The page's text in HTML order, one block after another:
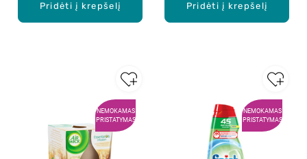
Pridėti į krepšelį Pridėti į krepšelį
NEMOKAMAS
PRISTATYMAS
NEMOKAMAS
PRISTATYMAS